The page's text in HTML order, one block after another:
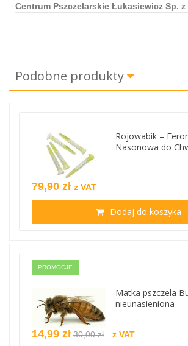
Centrum Pszczelarskie Łukasiewicz Sp. z
Podobne produkty
Rojowabik –
Nasonowa do
79,90 zł z VAT
Dodaj do koszyka
PROMOCJE
Matka pszczela
nieunasieniona
14,99 zł 30,00 zł z VAT